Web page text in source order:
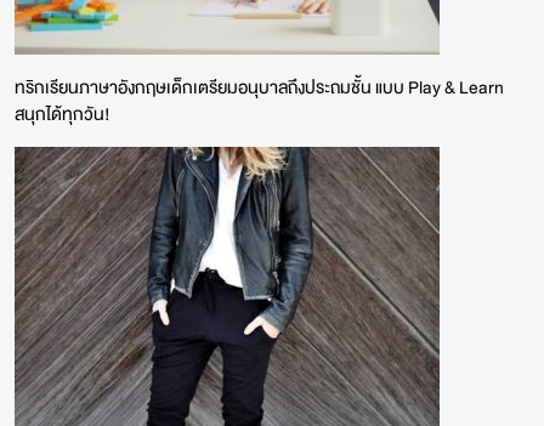
ทริกเรียนภาษาอังกฤษเด็กเตรียมอนุบาลถึงประถมชั้น แบบ Play & Learn
สนุกได้ทุกวัน!